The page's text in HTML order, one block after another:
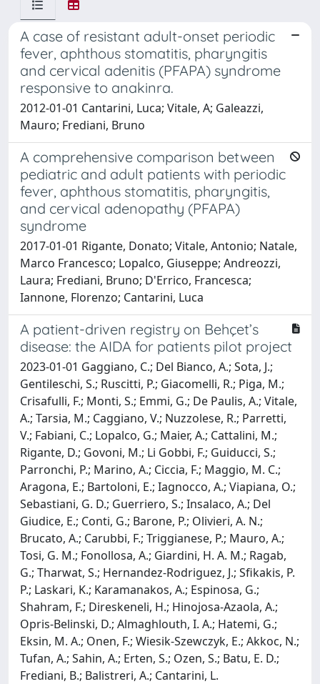
A case of resistant adult-onset periodic
fever, aphthous stomatitis, pharyngitis
and cervical adenitis (PFAPA) syndrome
responsive to anakinra.
2012-01-01 Cantarini, Luca; Vitale, A; Galeazzi,
Mauro; Frediani, Bruno
A comprehensive comparison between
pediatric and adult patients with periodic
fever, aphthous stomatitis, pharyngitis,
and cervical adenopathy (PFAPA)
syndrome
2017-01-01 Rigante, Donato; Vitale, Antonio; Natale,
Marco Francesco; Lopalco, Giuseppe; Andreozzi,
Laura; Frediani, Bruno; D'Errico, Francesca;
Iannone, Florenzo; Cantarini, Luca
A patient-driven registry on Behçet’s
disease: the AIDA for patients pilot project
2023-01-01 Gaggiano, C.; Del Bianco, A.; Sota, J.;
Gentileschi, S.; Ruscitti, P.; Giacomelli, R.; Piga, M.;
Crisafulli, F.; Monti, S.; Emmi, G.; De Paulis, A.; Vitale,
A.; Tarsia, M.; Caggiano, V.; Nuzzolese, R.; Parretti,
V.; Fabiani, C.; Lopalco, G.; Maier, A.; Cattalini, M.;
Rigante, D.; Govoni, M.; Li Gobbi, F.; Guiducci, S.;
Parronchi, P.; Marino, A.; Ciccia, F.; Maggio, M. C.;
Aragona, E.; Bartoloni, E.; Iagnocco, A.; Viapiana, O.;
Sebastiani, G. D.; Guerriero, S.; Insalaco, A.; Del
Giudice, E.; Conti, G.; Barone, P.; Olivieri, A. N.;
Brucato, A.; Carubbi, F.; Triggianese, P.; Mauro, A.;
Tosi, G. M.; Fonollosa, A.; Giardini, H. A. M.; Ragab,
G.; Tharwat, S.; Hernandez-Rodriguez, J.; Sfikakis, P.
P.; Laskari, K.; Karamanakos, A.; Espinosa, G.;
Shahram, F.; Direskeneli, H.; Hinojosa-Azaola, A.;
Opris-Belinski, D.; Almaghlouth, I. A.; Hatemi, G.;
Eksin, M. A.; Onen, F.; Wiesik-Szewczyk, E.; Akkoc, N.;
Tufan, A.; Sahin, A.; Erten, S.; Ozen, S.; Batu, E. D.;
Frediani, B.; Balistreri, A.; Cantarini, L.